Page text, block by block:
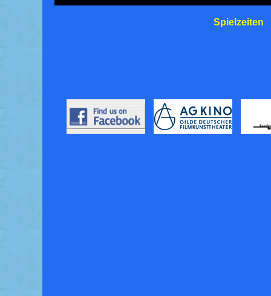
Spielzeiten